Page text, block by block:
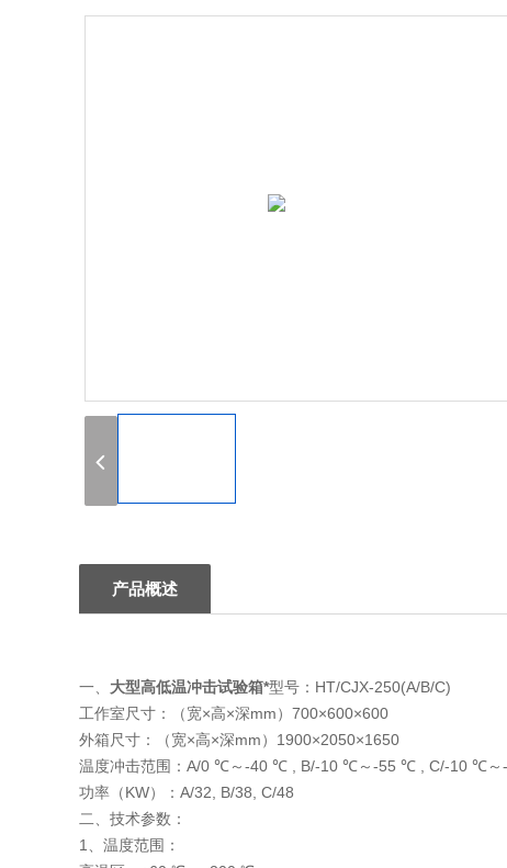
产品概述
一、 大型高低温冲击试验箱*型号：HT/CJX-250(A/B/C)
工作室尺寸：（宽×高×深mm）700×600×600
外箱尺寸：（宽×高×深mm）1900×2050×1650
温度冲击范围：A/0 ℃～-40 ℃ , B/-10 ℃～-55 ℃ , C/-10 ℃
功率（KW）：A/32, B/38, C/48
二、技术参数：
1、温度范围：